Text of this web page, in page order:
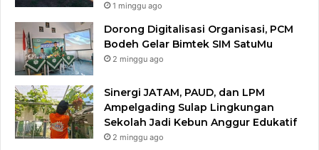
1 minggu ago
Dorong Digitalisasi Organisasi, PCM
Bodeh Gelar Bimtek SIM SatuMu​
2 minggu ago
Sinergi JATAM, PAUD, dan LPM
Ampelgading Sulap Lingkungan
Sekolah Jadi Kebun Anggur Edukatif
2 minggu ago